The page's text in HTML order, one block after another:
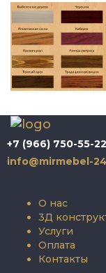
+7 (966) 750-55-22
info@mirmebel-
О нас
3Д
Услуги
Оплата
Контакты